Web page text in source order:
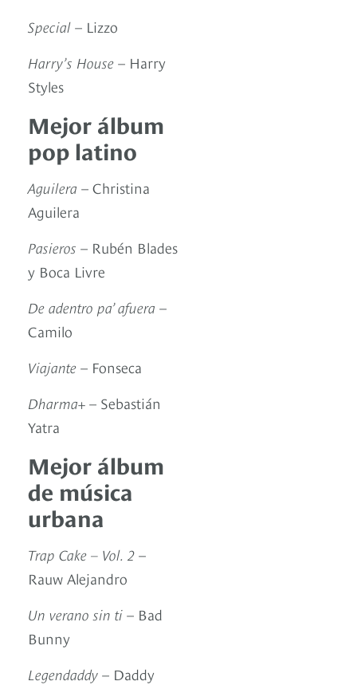
Special – Lizzo
Harry’s House – Harry
Styles
Mejor álbum
pop latino
Aguilera – Christina
Aguilera
Pasieros – Rubén Blades
y Boca Livre
De adentro pa’ afuera –
Camilo
Viajante – Fonseca
Dharma+ – Sebastián
Yatra
Mejor álbum
de música
urbana
Trap Cake – Vol. 2 –
Rauw Alejandro
Un verano sin ti – Bad
Bunny
Legendaddy – Daddy